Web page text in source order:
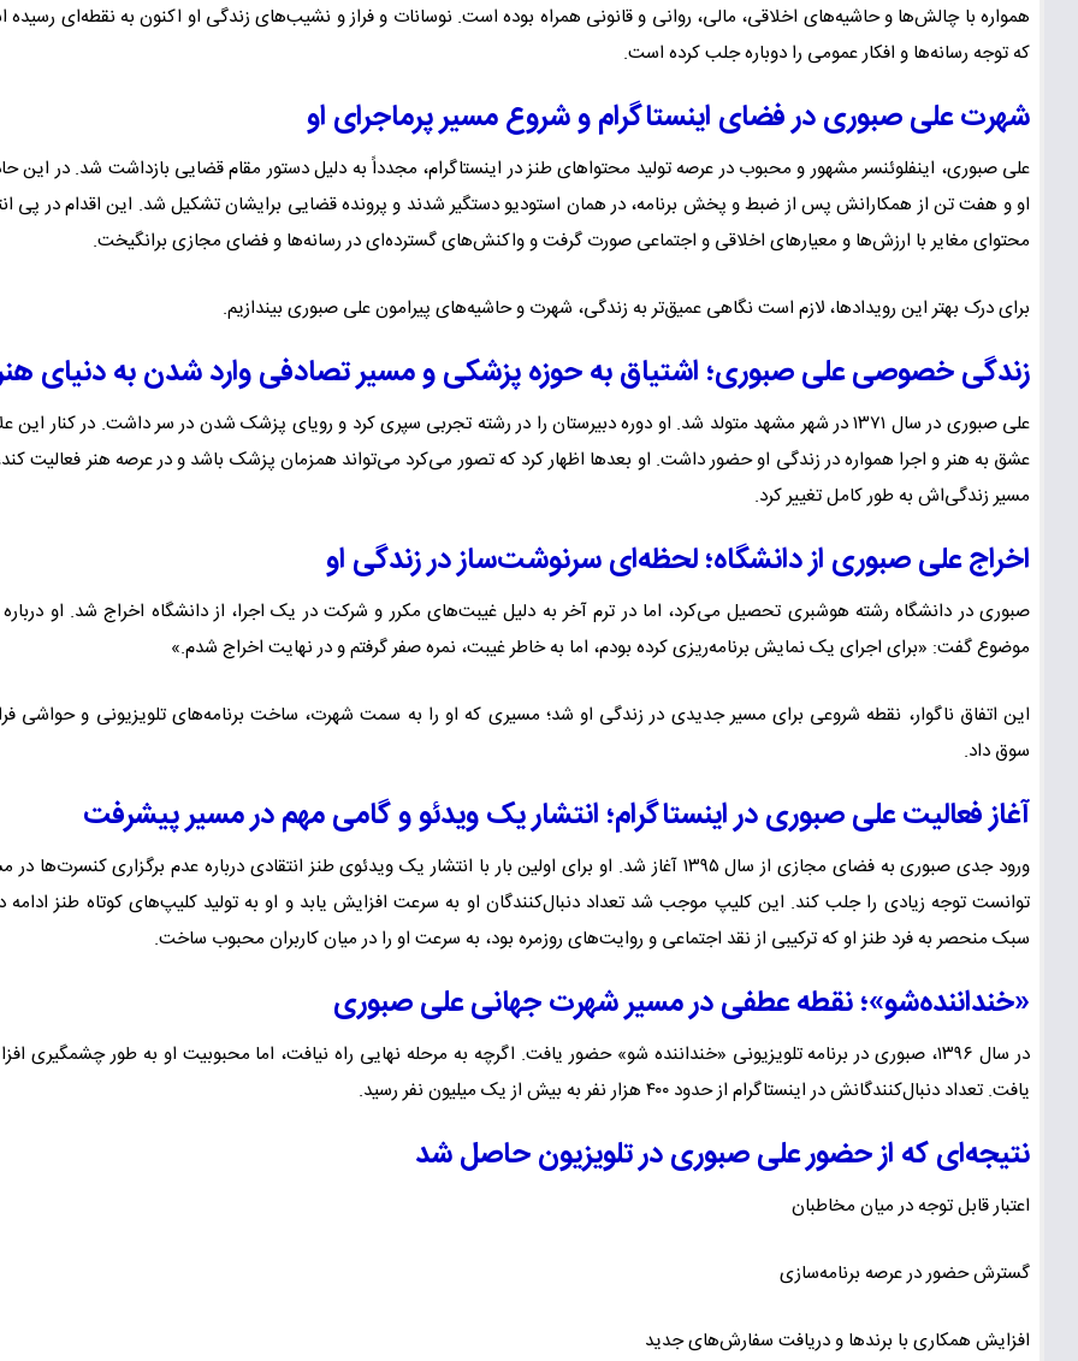
همواره با چالش‌ها و حاشیه‌های اخلاقی، مالی، روانی و قانونی همراه بوده است. نوسانات و فراز و نشیب‌های زندگی او اکنون به نقطه‌ای
که توجه رسانه‌ها و افکار عمومی را دوباره جلب کرده است.
شهرت علی صبوری در فضای اینستاگرام و شروع مسیر پرماجرای او
علی صبوری، اینفلوئنسر مشهور و محبوب در عرصه تولید محتواهای طنز در اینستاگرام، مجدداً به دلیل دستور مقام قضایی بازداشت شد. در این
او و هفت تن از همکارانش پس از ضبط و پخش برنامه، در همان استودیو دستگیر شدند و پرونده قضایی برایشان تشکیل شد. این اقدام در پی
محتوای مغایر با ارزش‌ها و معیارهای اخلاقی و اجتماعی صورت گرفت و واکنش‌های گسترده‌ای در رسانه‌ها و فضای مجازی برانگیخت.
برای درک بهتر این رویدادها، لازم است نگاهی عمیق‌تر به زندگی، شهرت و حاشیه‌های پیرامون علی صبوری بیندازیم.
زندگی خصوصی علی صبوری؛ اشتیاق به حوزه پزشکی و مسیر تصادفی وارد شدن به دنیای
علی صبوری در سال ۱۳۷۱ در شهر مشهد متولد شد. او دوره دبیرستان را در رشته تجربی سپری کرد و رویای پزشک شدن در سر داشت. در کنار این
عشق به هنر و اجرا همواره در زندگی او حضور داشت. او بعدها اظهار کرد که تصور می‌کرد می‌تواند همزمان پزشک باشد و در عرصه هنر فعالیت
مسیر زندگی‌اش به طور کامل تغییر کرد.
اخراج علی صبوری از دانشگاه؛ لحظه‌ای سرنوشت‌ساز در زندگی او
صبوری در دانشگاه رشته هوشبری تحصیل می‌کرد، اما در ترم آخر به دلیل غیبت‌های مکرر و شرکت در یک اجرا، از دانشگاه اخراج شد. او
موضوع گفت: «برای اجرای یک نمایش برنامه‌ریزی کرده بودم، اما به خاطر غیبت، نمره صفر گرفتم و در نهایت اخراج شدم.»
این اتفاق ناگوار، نقطه شروعی برای مسیر جدیدی در زندگی او شد؛ مسیری که او را به سمت شهرت، ساخت برنامه‌های تلویزیونی و حواشی
سوق داد.
آغاز فعالیت علی صبوری در اینستاگرام؛ انتشار یک ویدئو و گامی مهم در مسیر پیشرفت
ورود جدی صبوری به فضای مجازی از سال ۱۳۹۵ آغاز شد. او برای اولین بار با انتشار یک ویدئوی طنز انتقادی درباره عدم برگزاری کنسرت‌ها
توانست توجه زیادی را جلب کند. این کلیپ موجب شد تعداد دنبال‌کنندگان او به سرعت افزایش یابد و او به تولید کلیپ‌های کوتاه طنز ادامه
سبک منحصر به فرد طنز او که ترکیبی از نقد اجتماعی و روایت‌های روزمره بود، به سرعت او را در میان کاربران محبوب ساخت.
«خنداننده‌شو»؛ نقطه عطفی در مسیر شهرت جهانی علی صبوری
در سال ۱۳۹۶، صبوری در برنامه تلویزیونی «خنداننده شو» حضور یافت. اگرچه به مرحله نهایی راه نیافت، اما محبوبیت او به طور چشمگیری
یافت. تعداد دنبال‌کنندگانش در اینستاگرام از حدود ۴۰۰ هزار نفر به بیش از یک میلیون نفر رسید.
نتیجه‌ای که از حضور علی صبوری در تلویزیون حاصل شد
اعتبار قابل توجه در میان مخاطبان
گسترش حضور در عرصه برنامه‌سازی
افزایش همکاری با برندها و دریافت سفارش‌های جدید